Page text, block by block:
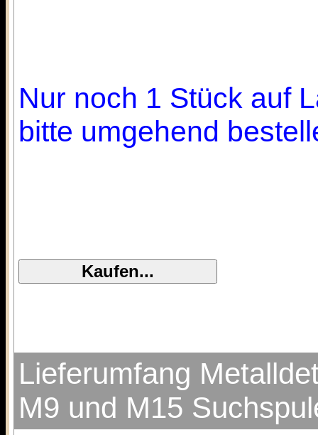
Nur noch 1 Stück auf
bitte umgehend
Lieferumfang
M9 und M15